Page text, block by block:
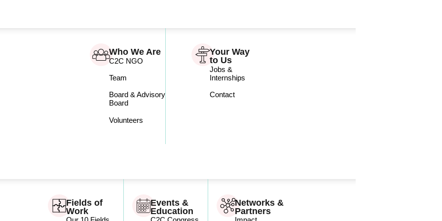
Who We Are
C2C NGO
Team
Board & Advisory
Board
Volunteers
Your Way
to Us
Jobs &
Internships
Contact
Fields of
Work
Events &
Education
Networks &
Partners